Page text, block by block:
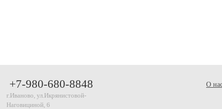
+7-980-680-8848
г.Иваново, ул.Икрянистовой-
Наговициной, 6
О